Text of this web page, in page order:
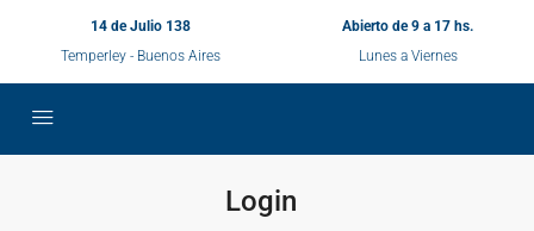
14 de Julio 138
Temperley - Buenos Aires
Abierto de 9 a 17 hs.
Lunes a Viernes
Login